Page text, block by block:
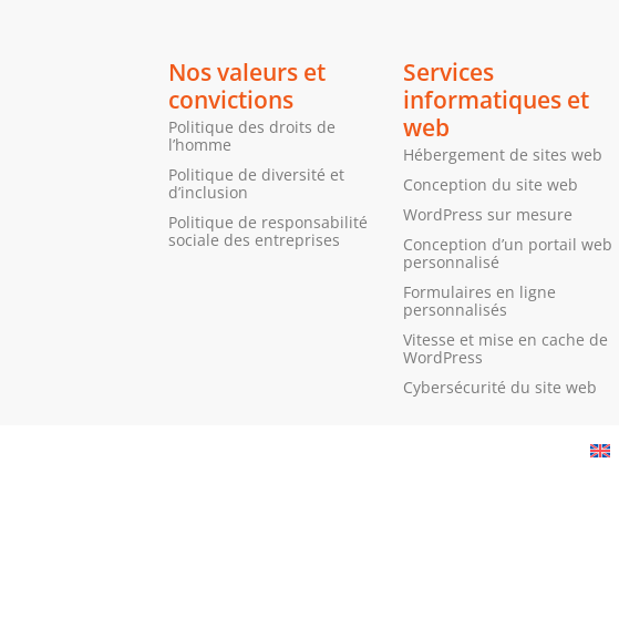
Nos valeurs et
convictions
Politique des droits de
l’homme
Politique de diversité et
d’inclusion
Politique de responsabilité
sociale des entreprises
Services
informatiques et
web
Hébergement de sites web
Conception du site web
WordPress sur mesure
Conception d’un portail web
personnalisé
Formulaires en ligne
personnalisés
Vitesse et mise en cache de
WordPress
Cybersécurité du site web